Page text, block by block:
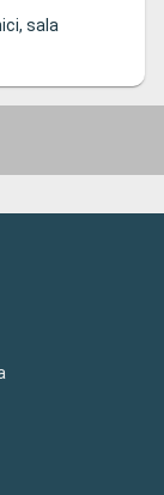
sala